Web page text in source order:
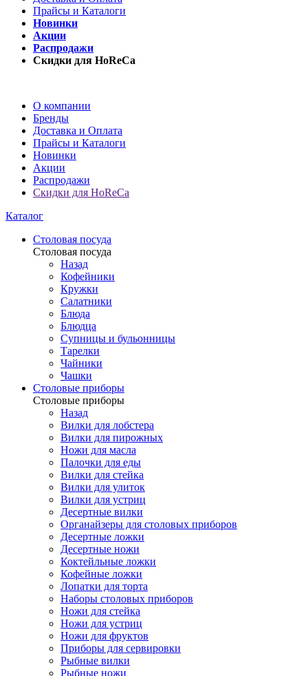
Прайсы и Каталоги
Новинки
Акции
Распродажи
Скидки для HoReCa
О компании
Бренды
Доставка и Оплата
Прайсы и Каталоги
Новинки
Акции
Распродажи
Скидки для HoReCa
Каталог
Столовая посуда
Столовая посуда
Назад
Кофейники
Кружки
Салатники
Блюда
Блюдца
Супницы и бульонницы
Тарелки
Чайники
Чашки
Cтоловые приборы
Cтоловые приборы
Назад
Вилки для лобстера
Вилки для пирожных
Ножи для масла
Палочки для еды
Вилки для стейка
Вилки для улиток
Вилки для устриц
Десертные вилки
Органайзеры для столовых приборов
Десертные ложки
Десертные ножи
Коктейльные ложки
Кофейные ложки
Лопатки для торта
Наборы столовых приборов
Ножи для стейка
Ножи для устриц
Ножи для фруктов
Приборы для сервировки
Рыбные вилки
Рыбные ножи